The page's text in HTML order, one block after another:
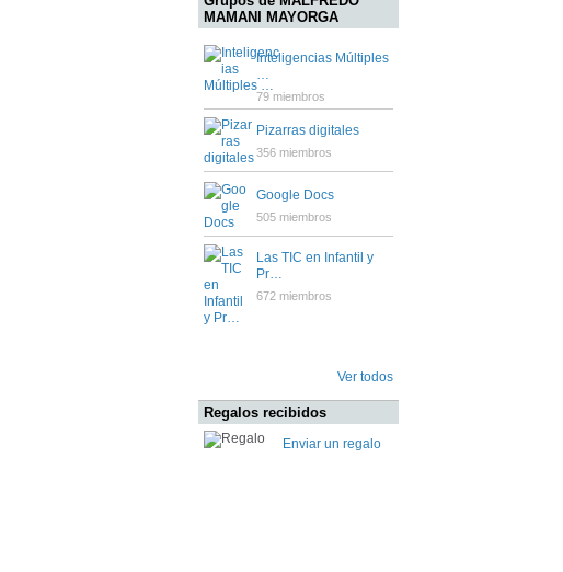
MAMANI MAYORGA
Inteligencias Múltiples
…
79 miembros
Pizarras digitales
356 miembros
Google Docs
505 miembros
Las TIC en Infantil y
Pr…
672 miembros
Ver todos
Regalos recibidos
Enviar un regalo